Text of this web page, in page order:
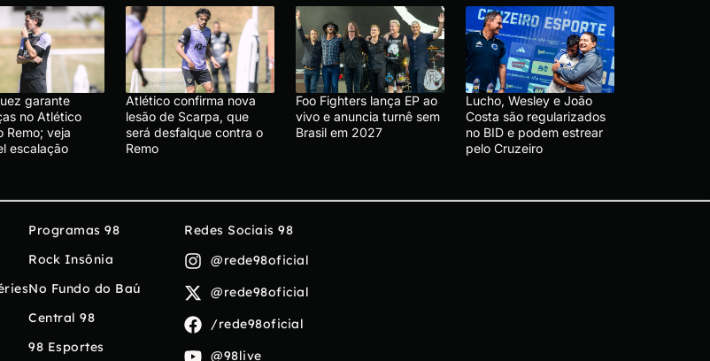
garante
no Atlético
Remo; veja
escalação
Atlético confirma nova
lesão de Scarpa, que
será desfalque contra o
Remo
Foo Fighters lança EP ao
vivo e anuncia turnê sem
Brasil em 2027
Lucho, Wesley e João
Costa são regularizados
no BID e podem estrear
pelo Cruzeiro
Programas 98
Rock Insônia
No Fundo do Baú
Central 98
98 Esportes
Redes Sociais 98
@rede98oficial
@rede98oficial
/rede98oficial
@98live